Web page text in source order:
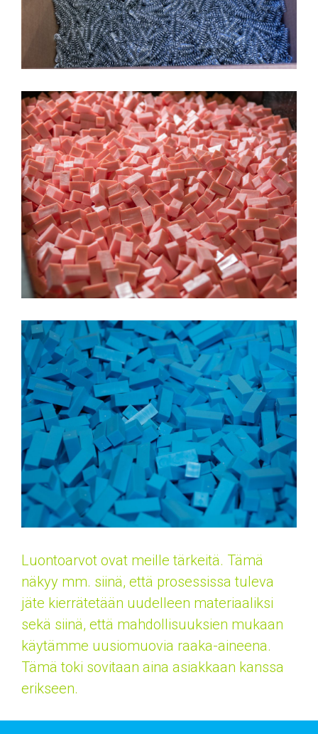
Luontoarvot ovat meille tärkeitä. Tämä
näkyy mm. siinä, että prosessissa tuleva
jäte kierrätetään uudelleen materiaaliksi
sekä siinä, että mahdollisuuksien mukaan
käytämme uusiomuovia raaka-aineena.
Tämä toki sovitaan aina asiakkaan kanssa
erikseen.